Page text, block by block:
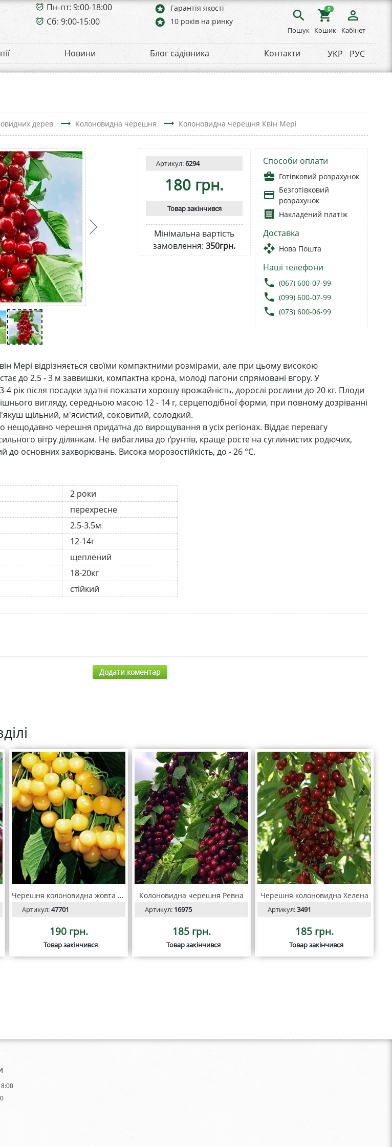
alarm_on Пн-пт: 9:00-18:00
alarm_on Сб: 9:00-15:00
stars Гарантія якості
stars 10 років на ринку search
Пошук
shopping_cart
0
Кошик
person_outline
Кабінет
Новини Блог садівника Контакти УКР РУС
дерев trending_flat Колоновидна черешня trending_flat Колоновидна черешня Квін Мері
Артикул:6294
180 грн.
Товар закінчився
Мінімальна вартість
замовлення: 350грн.
Способи оплати
business_center Готівковий розрахунок
payment Безготівковий
розрахунок
receipt Накладений платіж
Доставка
open_with Нова Пошта
Наші телефони
local_phone (067) 600-07-99
local_phone (099) 600-07-99
local_phone (073) 600-06-99
Мері відрізняється своїми компактними розмірами, але при цьому високою
до 2.5 - 3 м заввишки, компактна крона, молоді пагони спрямовані вгору. У
рік після посадки здатні показати хорошу врожайність, дорослі рослини до 20 кг. Плоди
вигляду, середньою масою 12 - 14 г, серцеподібної форми, при повному дозріванні
щільний, м'ясистий, соковитий, солодкий.
нещодавно черешня придатна до вирощування в усіх регіонах. Віддає перевагу
вітру ділянкам. Не вибаглива до ґрунтів, краще росте на суглинистих родючих,
до основних захворювань. Висока морозостійкість, до - 26 °C.
2 роки
перехресне
2.5-3.5м
12-14г
щеплений
18-20кг
стійкий
Додати коментар
Черешня колоновидна жовта Мертон Глори
Артикул:47701
190 грн.
Товар закінчився
Колоновидна черешня Ревна
Артикул: 16975
185 грн.
Товар закінчився
Черешня колоновидна Хелена
Артикул:3491
185 грн.
Товар закінчився